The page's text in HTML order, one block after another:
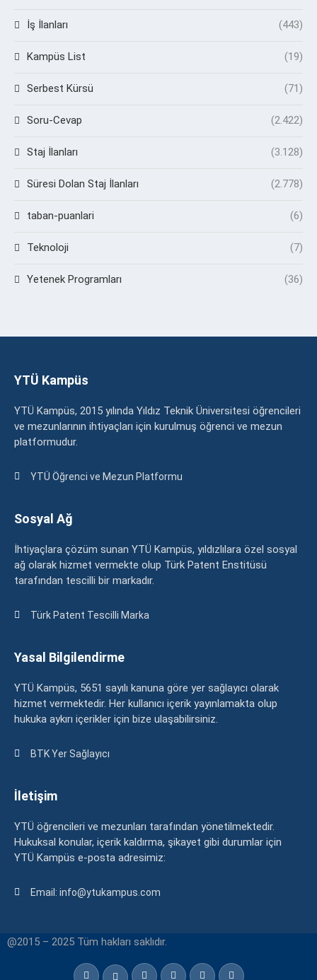
İş İlanları (443)
Kampüs List (19)
Serbest Kürsü (71)
Soru-Cevap (2.422)
Staj İlanları (3.128)
Süresi Dolan Staj İlanları (2.778)
taban-puanlari (6)
Teknoloji (7)
Yetenek Programları (36)
YTÜ Kampüs
YTÜ Kampüs, 2015 yılında Yıldız Teknik Üniversitesi öğrencileri
ve mezunlarının ihtiyaçları için kurulmuş öğrenci ve mezun
platformudur.
YTÜ Öğrenci ve Mezun Platformu
Sosyal Ağ
İhtiyaçlara çözüm sunan YTÜ Kampüs, yıldızlılara özel sosyal
ağ olarak hizmet vermekte olup Türk Patent Enstitüsü
tarafından tescilli bir markadır.
Türk Patent Tescilli Marka
Yasal Bilgilendirme
YTÜ Kampüs, 5651 sayılı kanuna göre yer sağlayıcı olarak
hizmet vermektedir. Her kullanıcı içerik yayınlamakta olup
hukuka aykırı içerikler için bize ulaşabilirsiniz.
BTK Yer Sağlayıcı
İletişim
YTÜ öğrencileri ve mezunları tarafından yönetilmektedir.
Hukuksal konular, içerik kaldırma, şikayet gibi durumlar için
YTÜ Kampüs e-posta adresimiz:
Email: info@ytukampus.com
@2015 – 2025 Tüm hakları saklıdır.